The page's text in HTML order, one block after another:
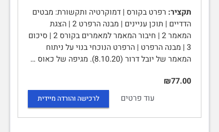
תקציר: רפרט בקורס | דמוקרטיה ותקשורת: מבטים
הדדיים | תוכן עניינים | מבנה הרפרט 2 | הצגת
המאמר 2 | חיבור המאמר למאמרים בקורס 2 | סיכום
3 | מבנה הרפרט | הרפרט הנוכחי בנוי על ניתוח
המאמר של יובל דרור (8.10.20). מגיפה של כאוס …
₪77.00
עוד פרטים
לרכישה והורדה מיידית